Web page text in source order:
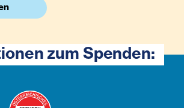
zum Spenden: